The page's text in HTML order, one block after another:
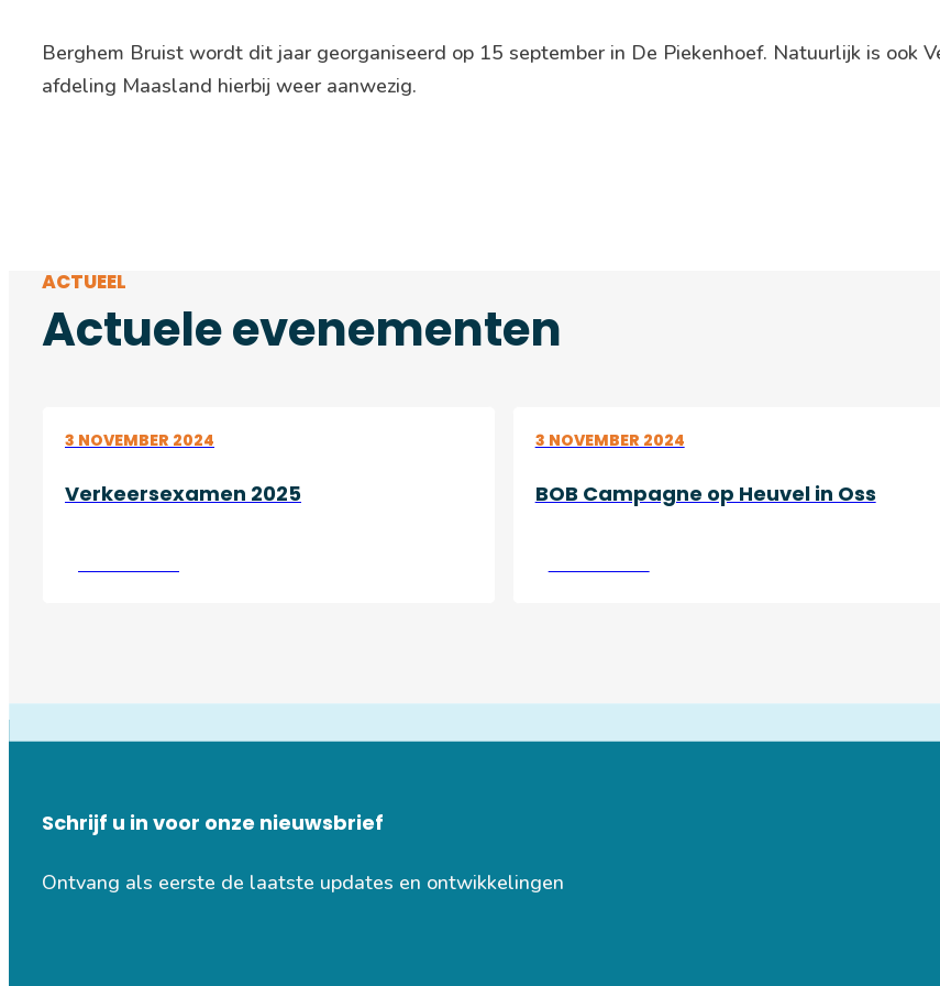
Berghem Bruist wordt dit jaar georganiseerd op 15 september in De Piekenhoef. Natuurlijk is ook
afdeling Maasland hierbij weer aanwezig.
ACTUEEL
Actuele evenementen
3 NOVEMBER 2024
Verkeersexamen 2025
3 NOVEMBER 2024
BOB Campagne op Heuvel in Oss
Schrijf u in voor onze nieuwsbrief
Ontvang als eerste de laatste updates en ontwikkelingen